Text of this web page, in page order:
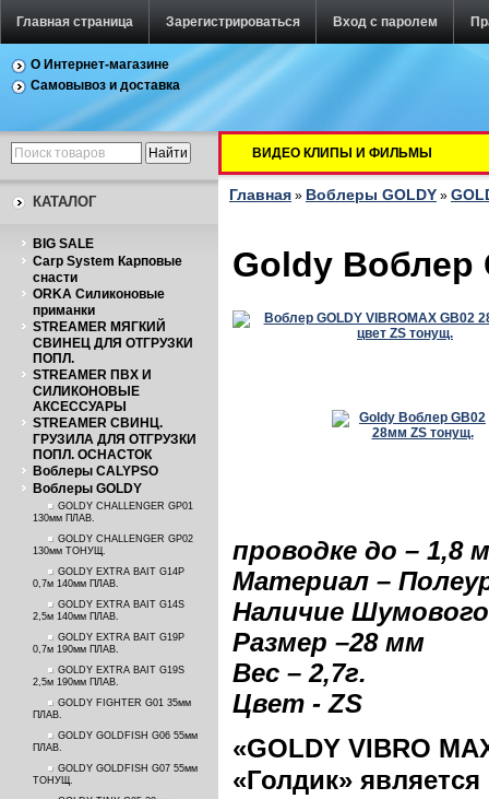
Главная страница Зарегистрироваться Вход с паролем
О Интернет-магазине
Самовывоз и доставка
КАТАЛОГ
BIG SALE
Carp System Карповые
снасти
ORKA Силиконовые
приманки
STREAMER МЯГКИЙ
СВИНЕЦ ДЛЯ ОТГРУЗКИ
ПОПЛ.
STREAMER ПВХ И
СИЛИКОНОВЫЕ
АКСЕССУАРЫ
STREAMER СВИНЦ.
ГРУЗИЛА ДЛЯ ОТГРУЗКИ
ПОПЛ. ОСНАСТОК
Воблеры CALYPSO
Воблеры GOLDY
GOLDY CHALLENGER GP01
130мм ПЛАВ.
GOLDY CHALLENGER GP02
130мм ТОНУЩ.
GOLDY EXTRA BAIT G14P
0,7м 140мм ПЛАВ.
GOLDY EXTRA BAIT G14S
2,5м 140мм ПЛАВ.
GOLDY EXTRA BAIT G19P
0,7м 190мм ПЛАВ.
GOLDY EXTRA BAIT G19S
2,5м 190мм ПЛАВ.
GOLDY FIGHTER G01 35мм
ПЛАВ.
GOLDY GOLDFISH G06 55мм
ПЛАВ.
GOLDY GOLDFISH G07 55мм
ТОНУЩ.
ВИДЕО КЛИПЫ И ФИЛЬМЫ
Главная » Воблеры GOLDY »
Goldy Воблер
проводке до – 1,8
Материал –
Наличие
Размер –28 мм
Вес – 2,7г.
Цвет - ZS
«GOLDY VIBRO
«Голдик»